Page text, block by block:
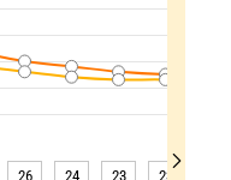
26 24 23 23